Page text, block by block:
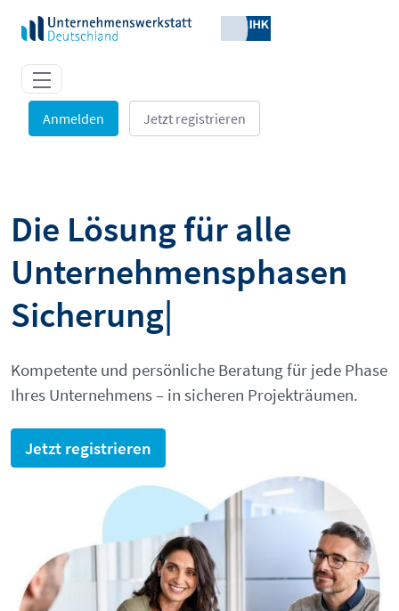
Zum Hauptinhalt springen
Anmelden Jetzt registrieren
Die Lösung für alle
Unternehmensphasen
Sic|
Kompetente und persönliche Beratung für jede Phase
Ihres Unternehmens – in sicheren Projekträumen.
Jetzt registrieren